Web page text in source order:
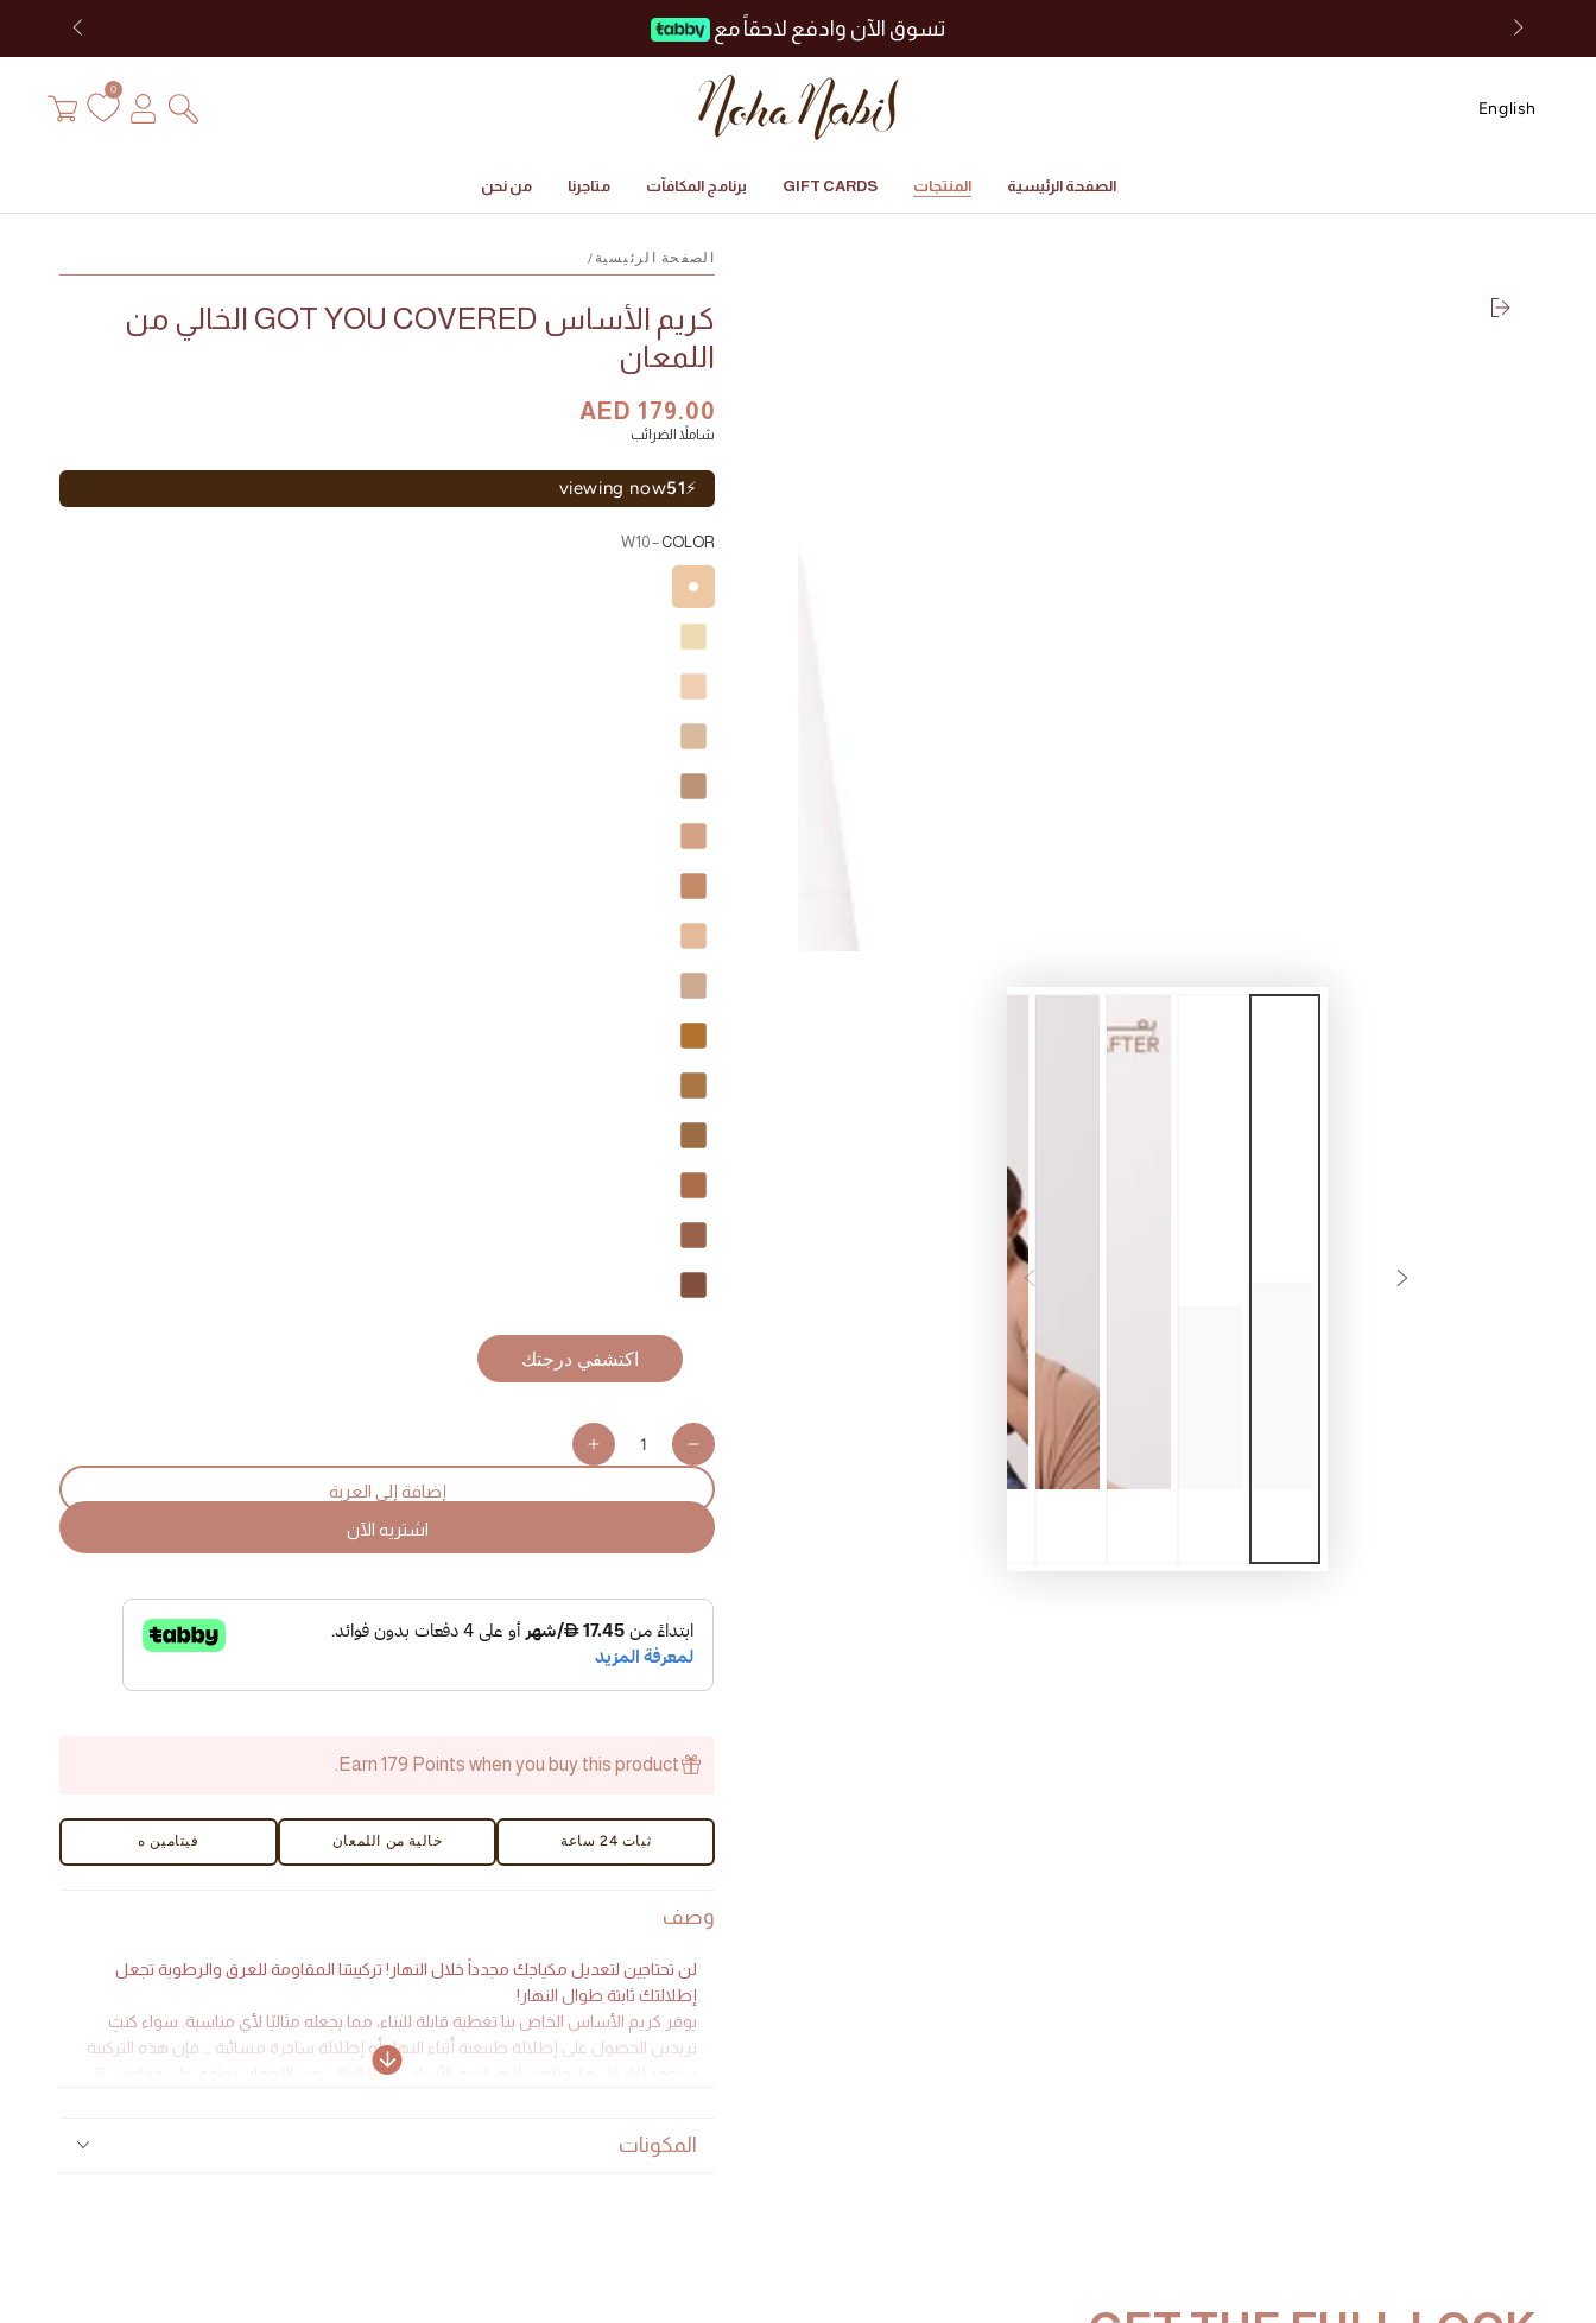
انتقل إلى المحتوى تسوق الآن وادفع لاحقاً مع
English
تسجيل
الدخول
0
سلة
التسوق
الصفحة الرئيسية المنتجات GIFT CARDS برنامج المكافآت متاجرنا من نحن
الصفحة الرئيسية /
كريم الأساس GOT YOU COVERED الخالي من
اللمعان
السعر
AED 179.00
سعر
البيع
شاملاً الضرائب
⚡
51
viewing now
COLOR
– W10
كمية
Decrease
for
You
Matte
Foundation
-
Increase
for
You
Matte
Foundation
-
إضافة إلى العربة
اشتريه الآن
Earn 179 Points when you buy this product.
ثبات 24 ساعة خالية من اللمعان فيتامين ه
وصف
لن تحتاجين لتعديل مكياجك مجدداً خلال النهار! تركيبتنا المقاومة للعرق والرطوبة تجعل
إطلالتك ثابتة طوال النهار!
يوفر كريم الأساس الخاص بنا تغطية قابلة للبناء، مما يجعله مثاليًا لأي مناسبة. سواء كنتِ
تريدين الحصول على إطلالة طبيعية أثناء النهار أو إطلالة ساحرة مسائية … فإن هذه التركيبة
المكونات